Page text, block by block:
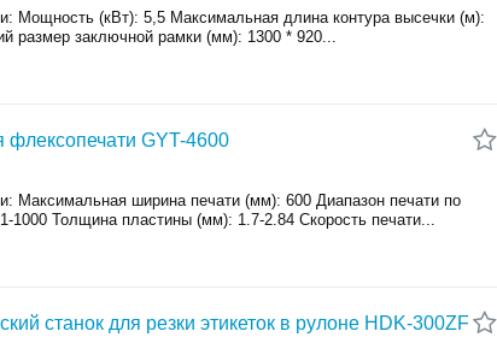
Мощность (кВт): 5,5 Максимальная длина контура высечки (м):
размер заключной рамки (мм): 1300 * 920...
GYT-4600
Максимальная ширина печати (мм): 600 Диапазон печати по
1000 Толщина пластины (мм): 1.7-2.84 Скорость печати...
станок для резки этикеток в рулоне HDK-300ZF